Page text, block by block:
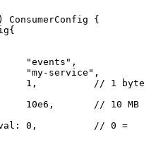
ConsumerConfig {
{
"events" ,
"my-service" ,
1 , // 1 byte
10e6 , // 10 MB
0 , // 0 =